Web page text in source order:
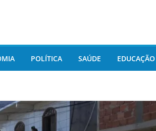
POLÍTICA SAÚDE EDUCAÇÃO